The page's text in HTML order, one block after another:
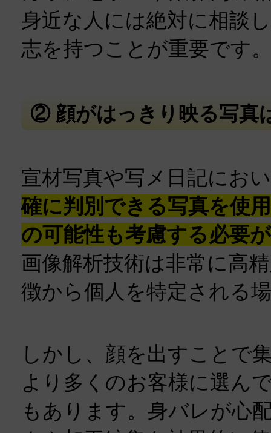
身近な人には絶対に相談
志を持つことが重要です
② 顔がはっきり映る写真
宣材写真や写メ日記にお
確に判別できる写真を使
の可能性も考慮する必要
画像解析技術は非常に高
徴から個人を特定される
しかし、顔を出すことで
より多くのお客様に選ん
もあります。身バレが心